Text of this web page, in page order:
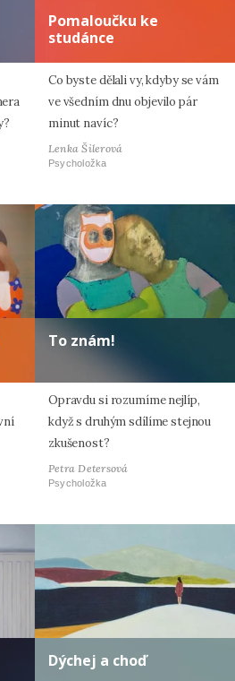
Pomaloučku ke
studánce
Co byste dělali vy, kdyby se vám
ve všedním dnu objevilo pár
minut navíc?
Lenka Šilerová
Psycholožka
To znám!
Opravdu si rozumíme nejlíp,
když s druhým sdílíme stejnou
zkušenost?
Petra Detersová
Psycholožka
Dýchej a choď